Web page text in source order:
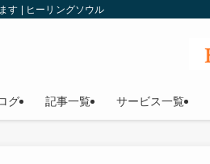
す | ヒーリングソウル
グ 記事一覧 サービス一覧